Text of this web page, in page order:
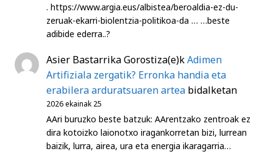
. https://www.argia.eus/albistea/beroaldia-ez-du-
zeruak-ekarri-biolentzia-politikoa-da … …beste
adibide ederra..?
Asier Bastarrika Gorostiza(e)kAdimen
Artifiziala zergatik? Erronka handia eta
erabilera arduratsuaren artea bidalketan
2026 ekainak 25
AAri buruzko beste batzuk: AArentzako zentroak ez
dira kotoizko laionotxo iragankorretan bizi, lurrean
baizik, lurra, airea, ura eta energia ikaragarria…